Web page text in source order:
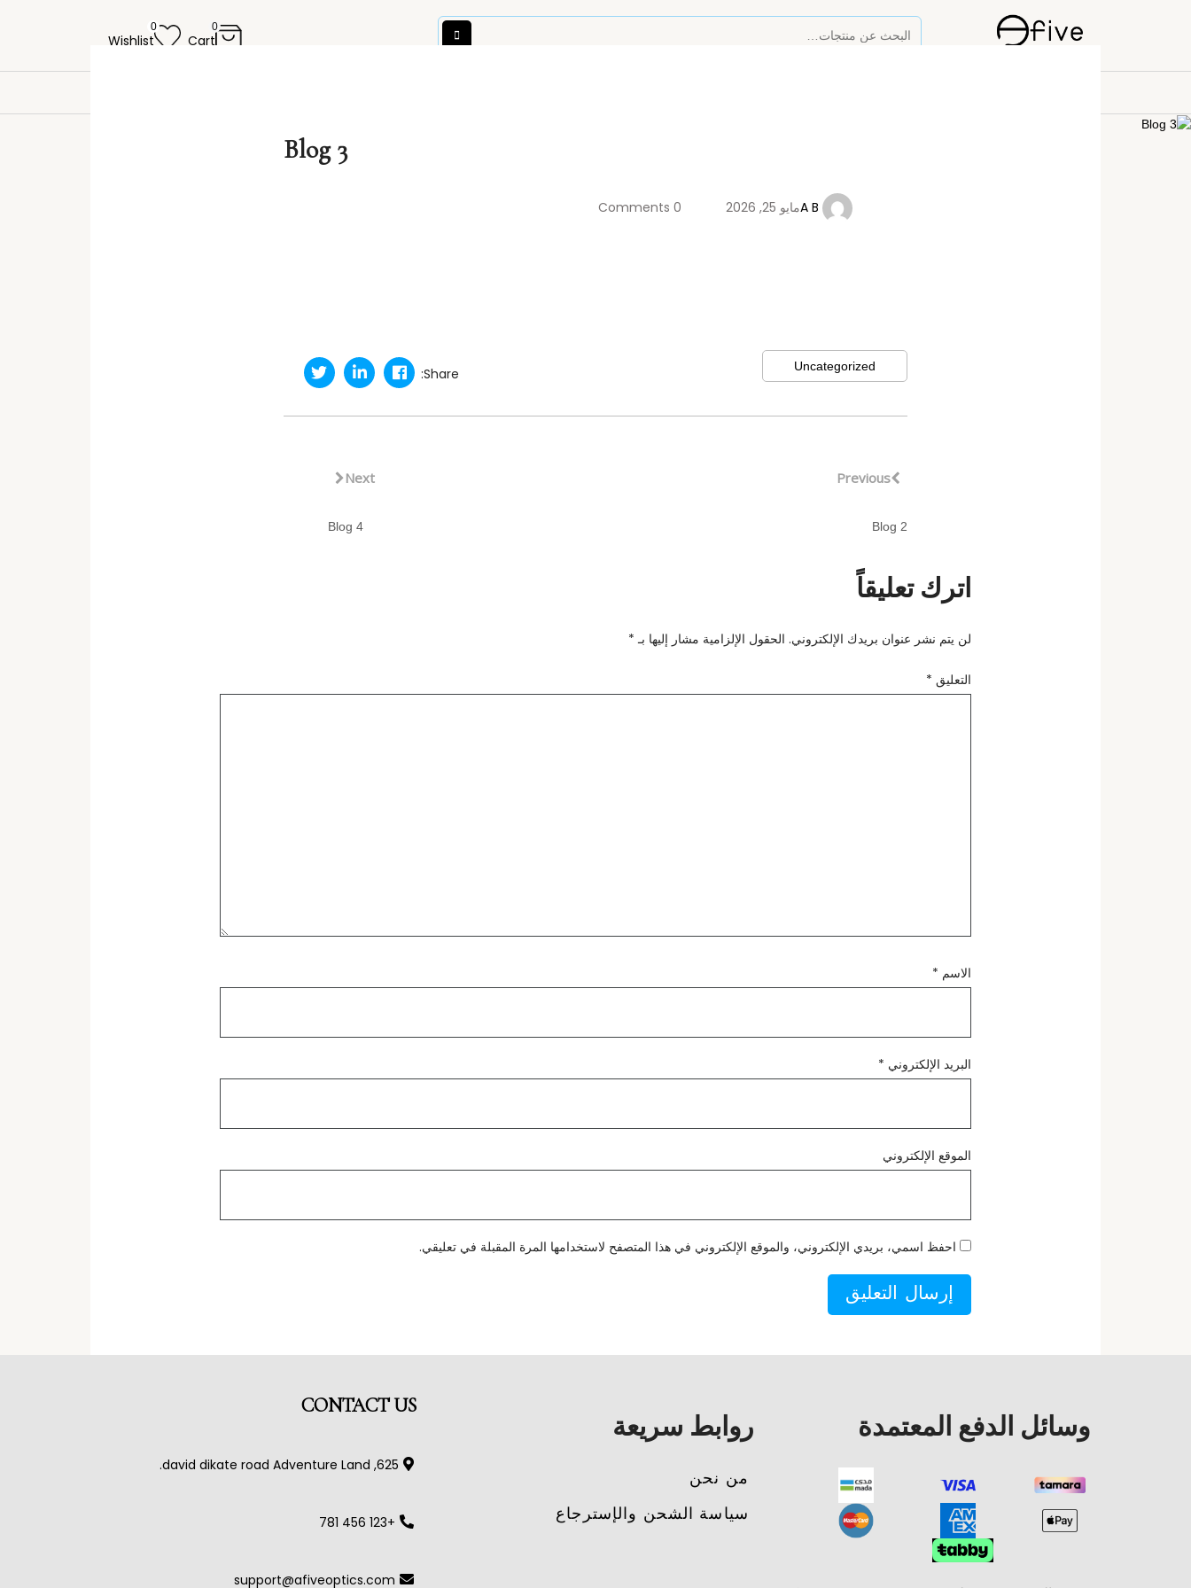
0
Cart
0
Wishlist
Blog 3
A Bمايو 25, 2026 0 Comments
Uncategorized
Share:
Previous
Blog 2
Next
Blog 4
اترك تعليقاً
لن يتم نشر عنوان بريدك الإلكتروني. الحقول الإلزامية مشار إليها بـ *
التعليق *
الاسم *
البريد الإلكتروني *
الموقع الإلكتروني
احفظ اسمي، بريدي الإلكتروني، والموقع الإلكتروني في هذا المتصفح لاستخدامها المرة المقبلة في تعليقي.
وسائل الدفع المعتمدة روابط سريعة
من نحن
سياسة الشحن والإسترجاع
CONTACT US
625, david dikate road Adventure Land.
+123 456 781
support@afiveoptics.com